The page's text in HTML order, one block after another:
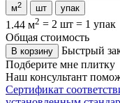
м2 шт упак
1.44 м2 = 2 шт = 1 упак
Общая стоимость
В корзину
Быстрый
Подберите мне плитку
Наш консультант
Сертификат